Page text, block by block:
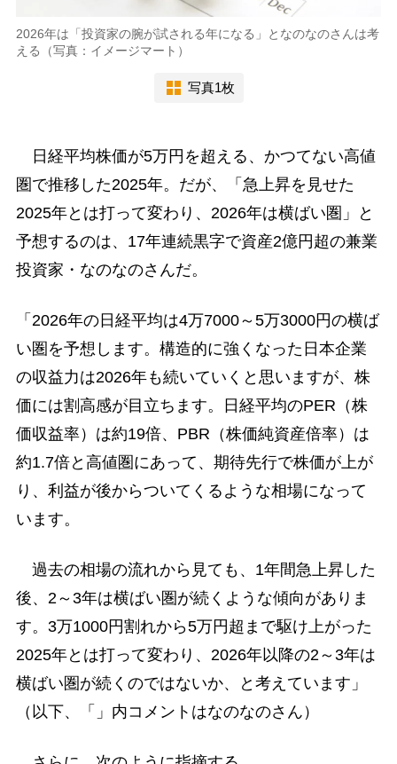
2026年は「投資家の腕が試される年になる」となのなのさんは考
える（写真：イメージマート）
写真1枚
日経平均株価が5万円を超える、かつてない高値
圏で推移した2025年。だが、「急上昇を見せた
2025年とは打って変わり、2026年は横ばい圏」と
予想するのは、17年連続黒字で資産2億円超の兼業
投資家・なのなのさんだ。
「2026年の日経平均は4万7000～5万3000円の横ば
い圏を予想します。構造的に強くなった日本企業
の収益力は2026年も続いていくと思いますが、株
価には割高感が目立ちます。日経平均のPER（株
価収益率）は約19倍、PBR（株価純資産倍率）は
約1.7倍と高値圏にあって、期待先行で株価が上が
り、利益が後からついてくるような相場になって
います。
過去の相場の流れから見ても、1年間急上昇した
後、2～3年は横ばい圏が続くような傾向がありま
す。3万1000円割れから5万円超まで駆け上がった
2025年とは打って変わり、2026年以降の2～3年は
横ばい圏が続くのではないか、と考えています」
（以下、「」内コメントはなのなのさん）